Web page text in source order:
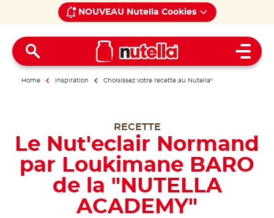
NOUVEAU Nutella Cookies
Open
Home Inspiration Choisissez votre recette au Nutella®
RECETTE
Le Nut'eclair Normand
par Loukimane BARO
de la "NUTELLA
ACADEMY"